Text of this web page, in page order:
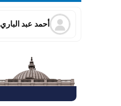
أحمد عبد الباري